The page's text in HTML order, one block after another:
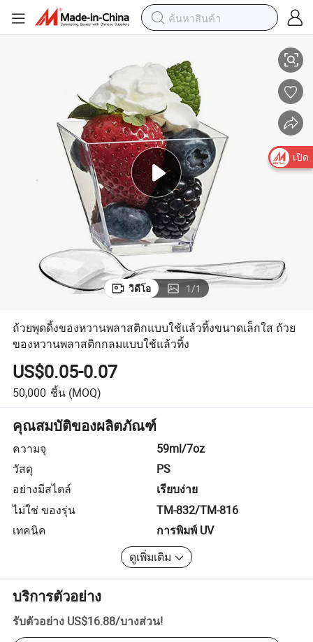
วิดีโอ 1/1
ถ้วยพุดดิ้งของหวานพลาสติกแบบใช้แล้วทิ้งขนาดเล็กใส ถ้วย
ของหวานพลาสติกกลมแบบใช้แล้วทิ้ง
US$0.05-0.07
50,000 ชิ้น (MOQ)
คุณสมบัติของผลิตภัณฑ์
ความจุ
59ml/7oz
วัสดุ
PS
อย่างมีสไตล์
เรียบง่าย
ไม่ใช่ ของรุ่น
TM-832/TM-816
เทคนิค
การพิมพ์ UV
ดูเพิ่มเติม
บริการตัวอย่าง
รับตัวอย่าง US$16.88/บางส่วน!
เปิด